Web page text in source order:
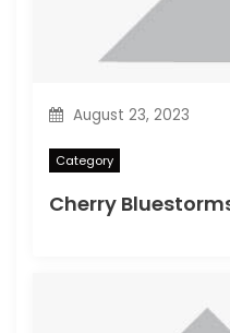
August 23, 2023
Category
Cherry